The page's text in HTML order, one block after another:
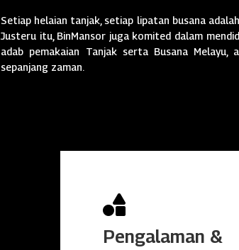
Setiap helaian tanjak, setiap lipatan busana
Justeru itu, BinMansor juga komited dalam
adab pemakaian Tanjak serta Busana
sepanjang zaman.

Pengalaman &